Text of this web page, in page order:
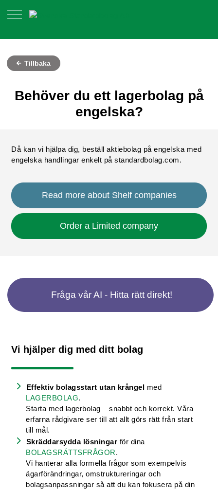
Tillbaka
Behöver du ett lagerbolag på
engelska?
Då kan vi hjälpa dig, beställ aktiebolag på engelska med
engelska handlingar enkelt på standardbolag.com.
Read more about Shelf companies
Order a Limited company
Fråga vår AI - Hitta rätt direkt!
Vi hjälper dig med ditt bolag
Effektiv bolagsstart utan krångel med
LAGERBOLAG.
Starta med lagerbolag – snabbt och korrekt. Våra
erfarna rådgivare ser till att allt görs rätt från start
till mål.
Skräddarsydda lösningar för dina
BOLAGSRÄTTSFRÅGOR.
Vi hanterar alla formella frågor som exempelvis
ägarförändringar, omstruktureringar och
bolagsanpassningar så att du kan fokusera på din